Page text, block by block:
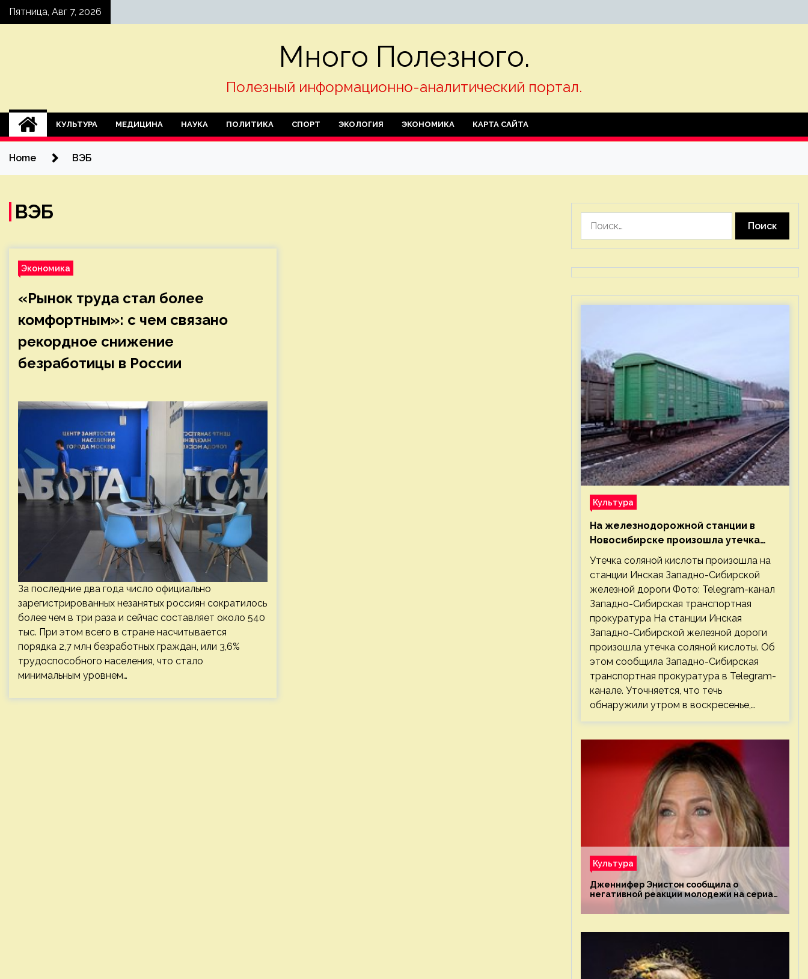
SkipПятница, Авг 7, 2026
Много Полезного.
Полезный информационно-аналитический портал.
КУЛЬТУРА МЕДИЦИНА НАУКА ПОЛИТИКА СПОРТ ЭКОЛОГИЯ ЭКОНОМИКА КАРТА САЙТА
Home ВЭБ
ВЭБ
Экономика
«Рынок труда стал более
комфортным»: с чем связано
рекордное снижение
безработицы в России
За последние два года число официально
зарегистрированных незанятых россиян сократилось
более чем в три раза и сейчас составляет около 540
тыс. При этом всего в стране насчитывается
порядка 2,7 млн безработных граждан, или 3,6%
трудоспособного населения, что стало
минимальным уровнем…
Культура
На железнодорожной станции в
Новосибирске произошла утечка
соляной кислоты
Утечка соляной кислоты произошла на
станции Инская Западно-Сибирской
железной дороги Фото: Telegram-канал
Западно-Сибирская транспортная
прокуратура На станции Инская
Западно-Сибирской железной дороги
произошла утечка соляной кислоты. Об
этом сообщила Западно-Сибирская
транспортная прокуратура в Telegram-
канале. Уточняется, что течь
обнаружили утром в воскресенье,…
Культура
Дженнифер Энистон сообщила о
негативной реакции молодежи на сериал